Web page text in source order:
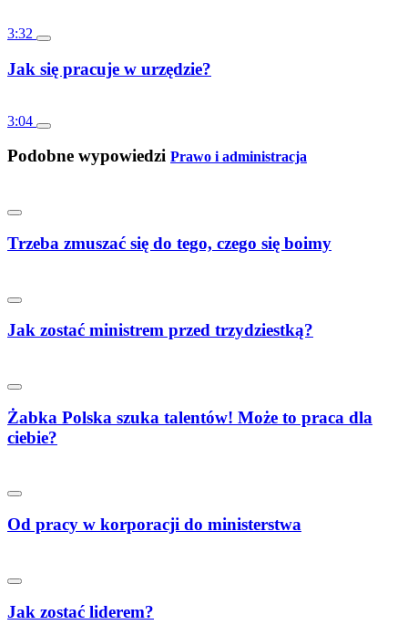
3:32
Jak się pracuje w urzędzie?
3:04
Podobne wypowiedzi Prawo i administracja
Trzeba zmuszać się do tego, czego się boimy
Jak zostać ministrem przed trzydziestką?
Żabka Polska szuka talentów! Może to praca dla
ciebie?
Od pracy w korporacji do ministerstwa
Jak zostać liderem?